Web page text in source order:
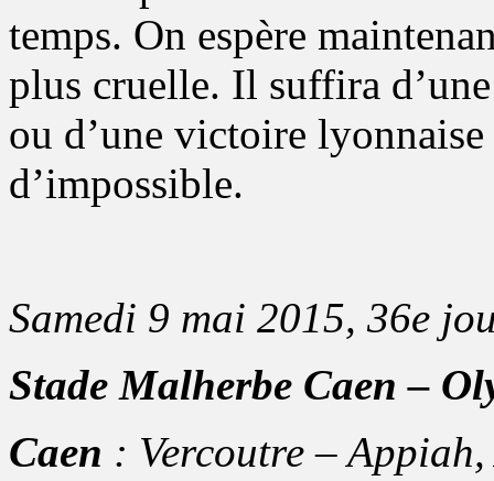
temps. On espère
plus cruelle. Il suffira
ou d’une victoire
d’impossible.
Samedi 9 mai 2015, 36e
Stade Malherbe Caen –
Caen : Vercoutre –